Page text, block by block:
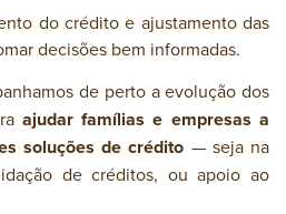
do crédito e ajustamento das
decisões bem informadas.
de perto a evolução dos
ajudar famílias e empresas a
soluções de crédito — seja na
de créditos, ou apoio ao